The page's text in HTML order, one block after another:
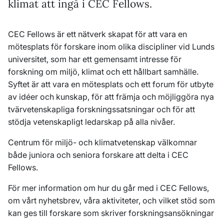
klimat att ingå i CEC Fellows.
CEC Fellows är ett nätverk skapat för att vara en
mötesplats för forskare inom olika discipliner vid Lunds
universitet, som har ett gemensamt intresse för
forskning om miljö, klimat och ett hållbart samhälle.
Syftet är att vara en mötesplats och ett forum för utbyte
av idéer och kunskap, för att främja och möjliggöra nya
tvärvetenskapliga forskningssatsningar och för att
stödja vetenskapligt ledarskap på alla nivåer.
Centrum för miljö- och klimatvetenskap välkomnar
både juniora och seniora forskare att delta i CEC
Fellows.
För mer information om hur du går med i CEC Fellows,
om vårt nyhetsbrev, våra aktiviteter, och vilket stöd som
kan ges till forskare som skriver forskningsansökningar